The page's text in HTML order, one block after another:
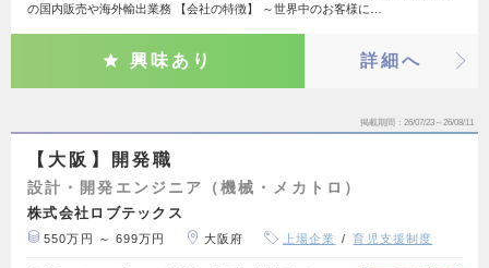
の国内販売や海外輸出業務 【会社の特徴】 ～世界中のお客様に…
興味あり 詳細へ
掲載期間 26/07/23～26/08/11
【大阪】開発職
設計・開発エンジニア（機械・メカトロ）
株式会社ロブテックス
550万円 ～ 699万円 大阪府 上場企業 育児支援制度